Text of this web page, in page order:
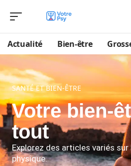
Actualité Bien-être
SANTÉ ET BIEN-ÊTRE
Votre bien-
tout
Explorez des articles variés
physique.